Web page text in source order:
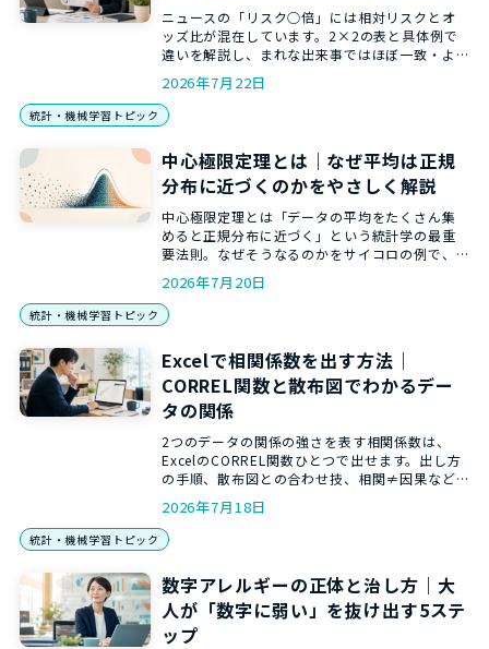
ニュースの「リスク○倍」には相対リスクとオ
ッズ比が混在しています。2×2の表と具体例で
違いを解説し、まれな出来事ではほぼ一致・よ
くある出来事ではオッズ比が大きく出る理由ま
で、和からの統計講師がやさしく解説します。
2026年7月22日
統計・機械学習トピック
中心極限定理とは｜なぜ平均は正規
分布に近づくのかをやさしく解説
中心極限定理とは「データの平均をたくさん集
めると正規分布に近づく」という統計学の最重
要法則。なぜそうなるのかをサイコロの例で、
信頼区間や検定を支える土台としての意味ま
で、和からの統計講師が解説します。
2026年7月20日
統計・機械学習トピック
Excelで相関係数を出す方法｜
CORREL関数と散布図でわかるデー
タの関係
2つのデータの関係の強さを表す相関係数は、
ExcelのCORREL関数ひとつで出せます。出し方
の手順、散布図との合わせ技、相関≠因果など
だまされない4つの注意点を、和からの統計講師
がやさしく解説します。
2026年7月18日
統計・機械学習トピック
数字アレルギーの正体と治し方｜大
人が「数字に弱い」を抜け出す5ステ
ップ